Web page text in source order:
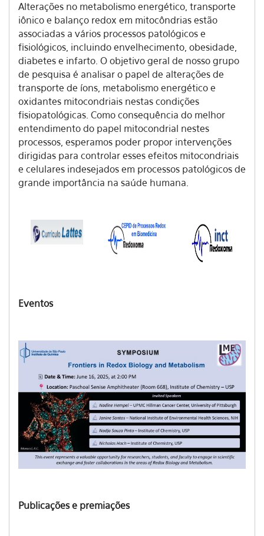
Alterações no metabolismo energético, transporte
iônico e balanço redox em mitocôndrias estão
associadas a vários processos patológicos e
fisiológicos, incluindo envelhecimento, obesidade,
diabetes e infarto. O objetivo geral de nosso grupo
de pesquisa é analisar o papel de alterações de
transporte de íons, metabolismo energético e
oxidantes mitocondriais nestas condições
fisiopatológicas. Como consequência do melhor
entendimento do papel mitocondrial nestes
processos, esperamos poder propor intervenções
dirigidas para controlar esses efeitos mitocondriais
e celulares indesejados em processos patológicos de
grande importância na saúde humana.
Eventos
Publicações e premiações